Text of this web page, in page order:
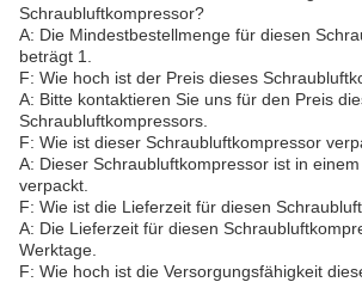
Schraubluftkompressor?
A: Die Mindestbestellmenge für diesen
beträgt 1.
F: Wie hoch ist der Preis dieses
A: Bitte kontaktieren Sie uns für den Preis
Schraubluftkompressors.
F: Wie ist dieser Schraubluftkompressor
A: Dieser Schraubluftkompressor ist in
verpackt.
F: Wie ist die Lieferzeit für diesen
A: Die Lieferzeit für diesen
Werktage.
F: Wie hoch ist die Versorgungsfähigkeit